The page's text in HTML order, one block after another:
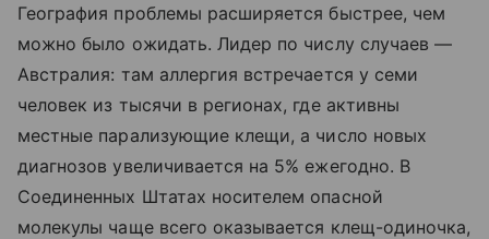
География проблемы расширяется быстрее, чем
можно было ожидать. Лидер по числу случаев —
Австралия: там аллергия встречается у семи
человек из тысячи в регионах, где активны
местные парализующие клещи, а число новых
диагнозов увеличивается на 5% ежегодно. В
Соединенных Штатах носителем опасной
молекулы чаще всего оказывается клещ-одиночка,